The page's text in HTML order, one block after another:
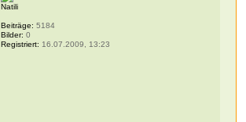
Natili
Beiträge: 5184
Bilder: 0
Registriert: 16.07.2009, 13:23